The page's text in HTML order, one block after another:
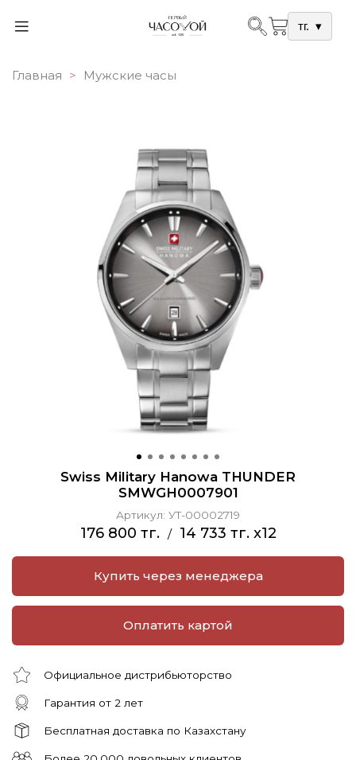
тг. ▾
Главная Мужские часы
Swiss Military Hanowa THUNDER
SMWGH0007901
Артикул: УТ-00002719
176 800 тг. / 14 733 тг. x12
Купить через менеджера
Оплатить картой
Официальное дистрибьюторство
Гарантия от 2 лет
Бесплатная доставка по Казахстану